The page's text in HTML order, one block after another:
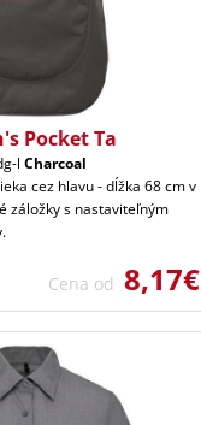
Pocket Ta
l Charcoal
cez hlavu - dĺžka 68 cm v
záložky s nastaviteľným
Cena od 8,17€